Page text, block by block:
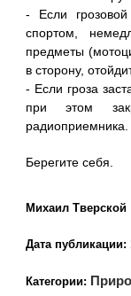
- Если
спортом,
предметы
в сторону,
- Если гроза
при этом
радиоприемника.
Берегите себя.
Михаил Тверской
Дата публикации:
Категории: